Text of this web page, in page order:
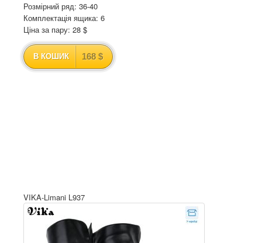
Розмірний ряд: 36-40
Комплектація ящика: 6
Ціна за пару: 28 $
В КОШИК 168 $
VIKA-Limani L937